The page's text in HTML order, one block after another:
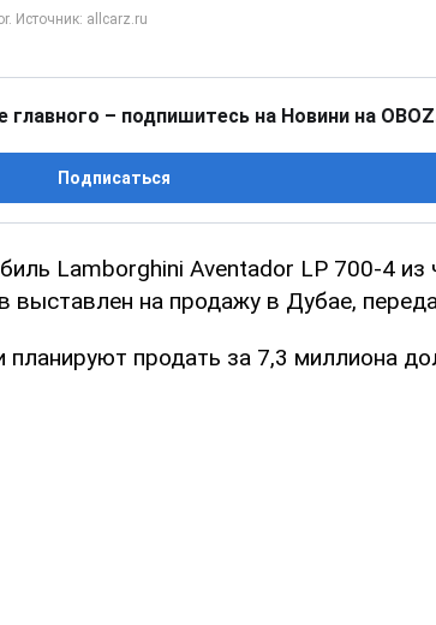
главного – подпишитесь на Новини на
Подписаться
Lamborghini Aventador LP 700-4 из
выставлен на продажу в Дубае,
планируют продать за 7,3 миллиона